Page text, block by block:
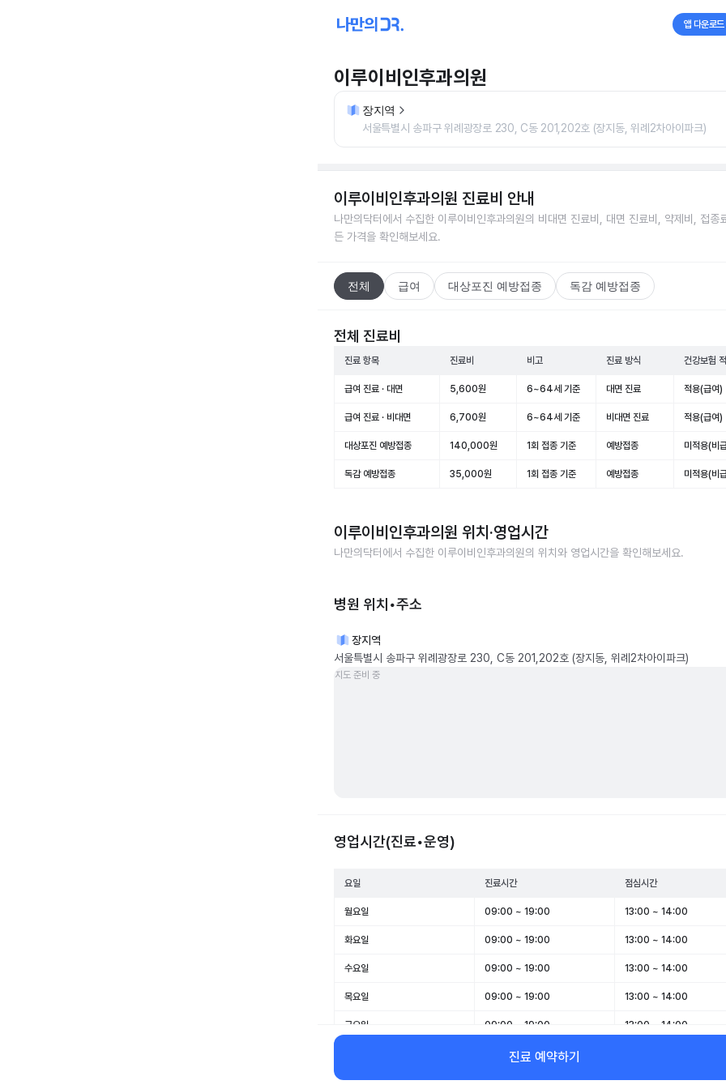
앱 다운로드
이루이비인후과의원
장지역
서울특별시 송파구 위례광장로 230, C동 201,202호 (장지동, 위례2차아이파크)
이루이비인후과의원 진료비 안내
나만의닥터에서 수집한 이루이비인후과의원의 비대면 진료비, 대면 진료비, 약제비, 접종
든 가격을 확인해보세요.
전체 급여 대상포진 예방접종 독감 예방접종
전체 진료비
진료 항목 진료비 비고 진료 방식 건강보험
급여 진료 · 대면 5,600원 6~64세 기준 대면 진료 적용(급여)
급여 진료 · 비대면 6,700원 6~64세 기준 비대면 진료 적용(급여)
대상포진 예방접종 140,000원 1회 접종 기준 예방접종 미적용(비
독감 예방접종 35,000원 1회 접종 기준 예방접종 미적용(비
이루이비인후과의원 위치·영업시간
나만의닥터에서 수집한 이루이비인후과의원의 위치와 영업시간을 확인해보세요.
병원 위치•주소
장지역
서울특별시 송파구 위례광장로 230, C동 201,202호 (장지동, 위례2차아이파크)
지도 준비 중
영업시간(진료•운영)
요일 진료시간 점심시간
월요일 09:00 ~ 19:00 13:00 ~ 14:00
화요일 09:00 ~ 19:00 13:00 ~ 14:00
수요일 09:00 ~ 19:00 13:00 ~ 14:00
목요일 09:00 ~ 19:00 13:00 ~ 14:00
금요일 09:00 ~ 19:00 13:00 ~ 14:00
09:00 ~ 14:00
일요일 09:00 ~ 14:00 -
진료 예약하기